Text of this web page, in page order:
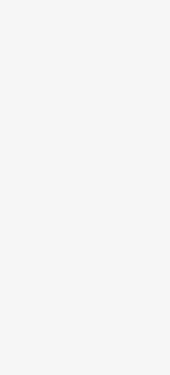
BASE銀座ギャラリー
されています。アクセ
と思うのでぜひご覧く